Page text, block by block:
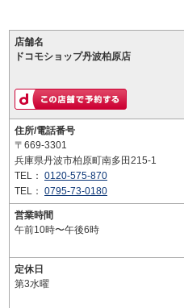
店舗名
ドコモショップ丹波柏原店
住所/電話番号
〒669-3301
兵庫県丹波市柏原町南多田215-1
TEL： 0120-575-870
TEL： 0795-73-0180
営業時間
午前10時〜午後6時
定休日
第3水曜